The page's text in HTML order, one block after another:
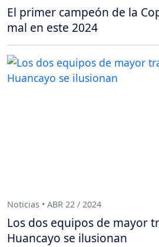
El primer campeón de la
mal en este 2024
Noticias • ABR 22 / 2024
Los dos equipos de mayor
Huancayo se ilusionan